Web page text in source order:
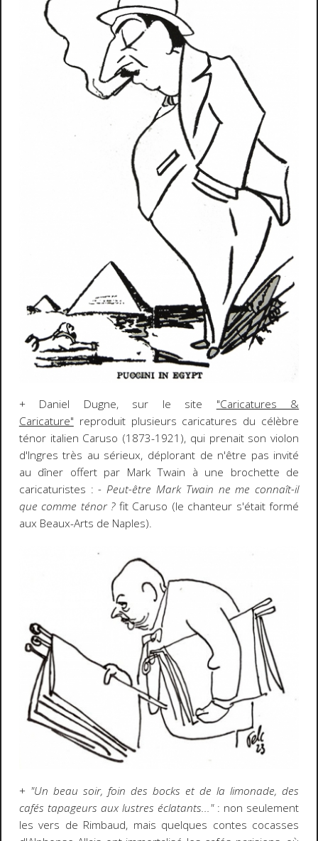
+ Daniel Dugne, sur le site "Caricatures &
Caricature" reproduit plusieurs caricatures du célèbre
ténor italien Caruso (1873-1921), qui prenait son violon
d'Ingres très au sérieux, déplorant de n'être pas invité
au dîner offert par Mark Twain à une brochette de
caricaturistes :- Peut-être Mark Twain ne me connaît-il
que comme ténor ? fit Caruso (le chanteur s'était formé
aux Beaux-Arts de Naples).
+ "Un beau soir, foin des bocks et de la limonade, des
cafés tapageurs aux lustres éclatants...": non seulement
les vers de Rimbaud, mais quelques contes cocasses